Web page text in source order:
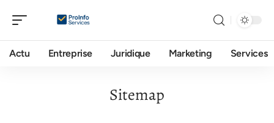
Actu Entreprise Juridique Marketing Services
Sitemap